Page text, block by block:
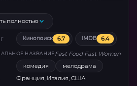
шансом. Рядом разворачивается
история Пола — вдовца за 70,
на авантюру знакомства по
Анна Левайн создает образ, в
хрупкость сочетается с силой, а
блистает в роли зрелой
открывающей сердце вопреки
полностью
Кинопоиск 6.7 IMDB 6.4
НАЗВАНИЕFast Food Fast Women
комедия мелодрама
Франция, Италия, США